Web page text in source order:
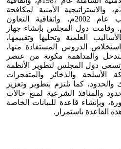
الدفاع المشترك عام 2000م، والاستراتيجية الأمنية لمكافحة
التطرف المصحوب بالإرهاب عام 2002م، واتفاقية التعاون
الإرهاب عام 2006م. وقامت دول المجلس بإنشاء جهاز
العلمية وتحليها وتقييمها،
الدروس المستفادة منها،
والمداهمة مكونة من عنصر
دول المجلس لتطوير الأنظمة
والذخائر والمتفجرات
كما تلتزم بتطوير وتعزيز
والمنافذ الشرعية لمنع حالات
وبإنشاء قاعدة للبيانات الخاصة
القاعدة باستمرار.